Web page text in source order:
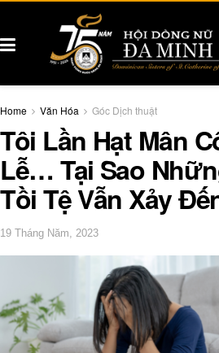
Home Văn Hóa Góc Dịch thuật
Tôi Lần Hạt Mân
Lễ… Tại Sao
Tồi Tệ Vẫn Xảy
19 Tháng Năm, 2023